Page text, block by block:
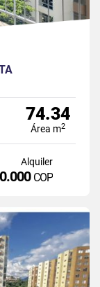
74.34
Área m2
Alquiler
COP